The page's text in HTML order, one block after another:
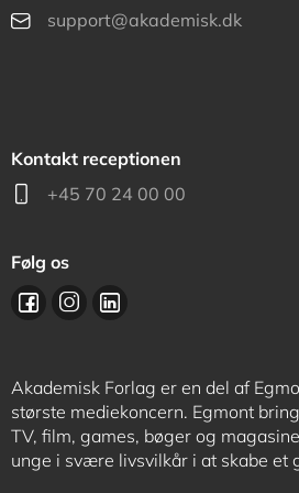
support@akademisk.dk
Kontakt receptionen
+45 70 24 00 00
Følg os
Akademisk Forlag er en del af
største mediekoncern. Egmont
TV, film, games, bøger og
unge i svære livsvilkår i at skabe et